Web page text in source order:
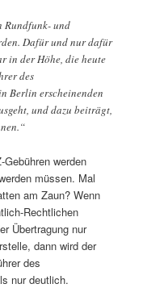
Rundfunk- und
Dafür und nur dafür
in der Höhe, die heute
des
Berlin erscheinenden
und dazu beiträgt,
werden
müssen. Mal
am Zaun? Wenn
Rechtlichen
Übertragung nur
dann wird der
des
nur deutlich.